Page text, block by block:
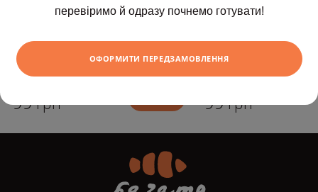
Світле безалкогольне
пиво Mova, 0,33 л
99грн
Темне
пиво Mova,
99грн
перевіримо й одразу почнемо готувати!
ОФОРМИТИ ПЕРЕДЗАМОВЛЕННЯ